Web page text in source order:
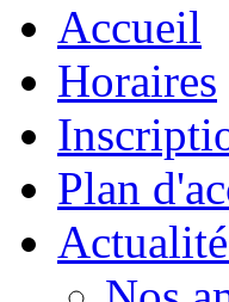
Accueil
Horaires
Plan